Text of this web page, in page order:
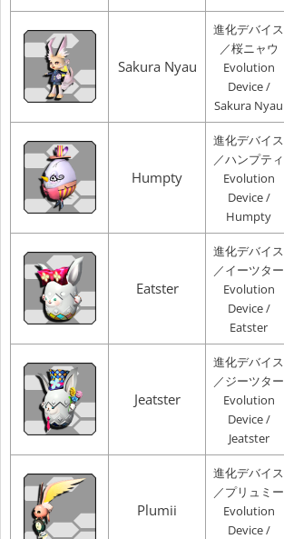
Sakura Nyau
進化デバイス
／桜ニャウ
Evolution
Device /
Sakura Nyau
Humpty
進化デバイス
／ハンプティ
Evolution
Device /
Humpty
Eatster
進化デバイス
／イーツター
Evolution
Device /
Eatster
Jeatster
進化デバイス
／ジーツター
Evolution
Device /
Jeatster
Plumii
進化デバイス
／プリュミー
Evolution
Device /